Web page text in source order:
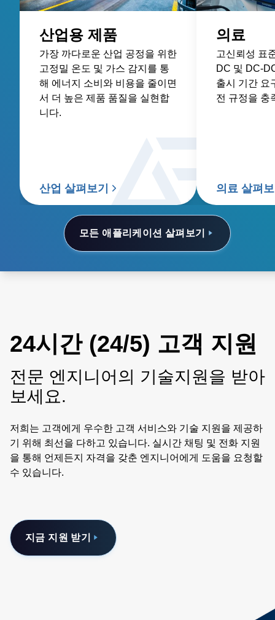
모든 애플리케이션 살펴보기
산업용 제품
가장 까다로운 산업 공정을 위한
고정밀 온도 및 가스 감지를 통
해 에너지 소비와 비용을 줄이면
서 더 높은 제품 품질을 실현합
니다.
산업 살펴보기
의료
고신뢰성 표
DC 및 DC-
출시 기간 요
전 규정을 충
의료 살펴
24시간 (24/5) 고객 지원
전문 엔지니어의 기술지원을 받아
보세요.
저희는 고객에게 우수한 고객 서비스와 기술 지원을 제공하
기 위해 최선을 다하고 있습니다. 실시간 채팅 및 전화 지원
을 통해 언제든지 자격을 갖춘 엔지니어에게 도움을 요청할
수 있습니다.
지금 지원 받기